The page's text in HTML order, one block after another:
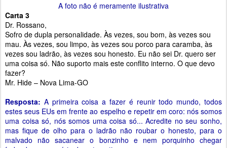
A foto não é meramente ilustrativa
Carta 3
Dr. Rossano,
Sofro de dupla personalidade. Às vezes, sou bom, às vezes sou
mau. Às vezes, sou limpo, às vezes sou porco para caramba, às
vezes sou ladrão, às vezes sou honesto. Eu não sei Dr. quero ser
uma coisa só. Não suporto mais este conflito interno. O que devo
fazer?
Mr. Hide – Nova Lima-GO
Resposta: A primeira coisa a fazer é reunir todo mundo, todos
estes seus EUs em frente ao espelho e repetir em coro: nós somos
uma coisa só, nós somos uma coisa só... Acredite no seu sonho,
mas fique de olho para o ladrão não roubar o honesto, para o
malvado não sacanear o bonzinho e nem porquinho chegar